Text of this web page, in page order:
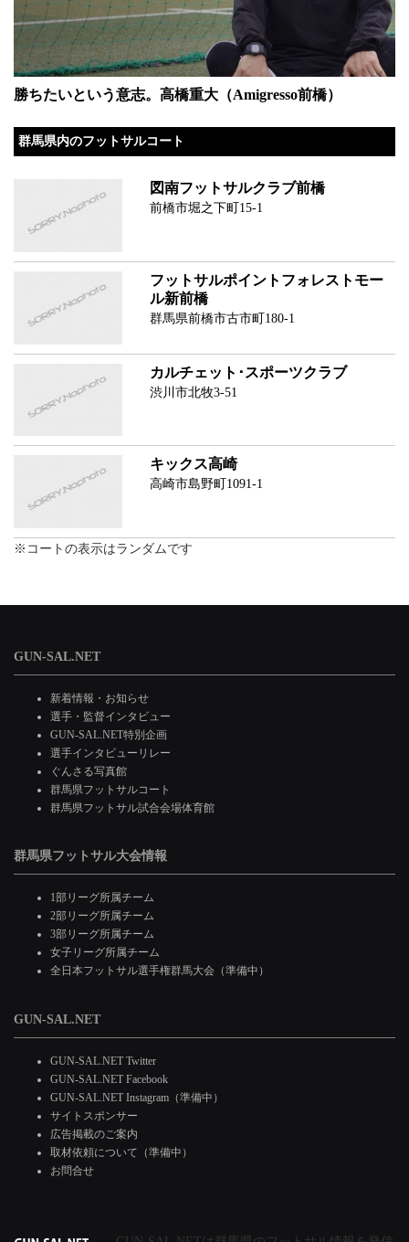
勝ちたいという意志。高橋重大（Amigresso前橋）
群馬県内のフットサルコート
図南フットサルクラブ前橋
前橋市堀之下町15-1
フットサルポイントフォレストモー
ル新前橋
群馬県前橋市古市町180-1
カルチェット･スポーツクラブ
渋川市北牧3-51
キックス高崎
高崎市島野町1091-1
※コートの表示はランダムです
GUN-SAL.NET
新着情報・お知らせ
選手・監督インタビュー
GUN-SAL.NET特別企画
選手インタビューリレー
ぐんさる写真館
群馬県フットサルコート
群馬県フットサル試合会場体育館
群馬県フットサル大会情報
1部リーグ所属チーム
2部リーグ所属チーム
3部リーグ所属チーム
女子リーグ所属チーム
全日本フットサル選手権群馬大会（準備中）
GUN-SAL.NET
GUN-SAL.NET Twitter
GUN-SAL.NET Facebook
GUN-SAL.NET Instagram（準備中）
サイトスポンサー
広告掲載のご案内
取材依頼について（準備中）
お問合せ